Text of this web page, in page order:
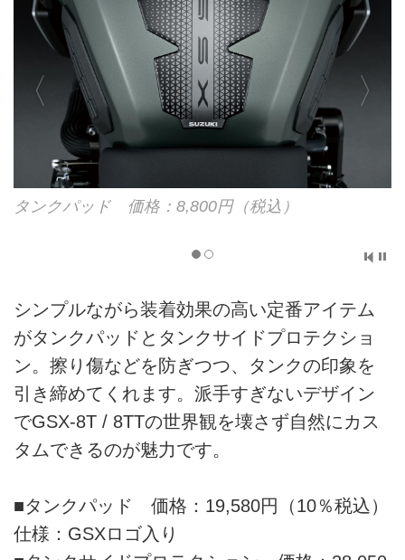
タンクパッド 価格：8,800円（税込）
シンプルながら装着効果の高い定番アイテム
がタンクパッドとタンクサイドプロテクショ
ン。擦り傷などを防ぎつつ、タンクの印象を
引き締めてくれます。派手すぎないデザイン
でGSX-8T / 8TTの世界観を壊さず自然にカス
タムできるのが魅力です。
■タンクパッド 価格：19,580円（10％税込）
仕様：GSXロゴ入り